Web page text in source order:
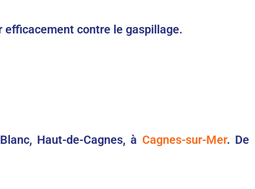
contre le gaspillage.
Haut-de-Cagnes, à Cagnes-sur-Mer. De